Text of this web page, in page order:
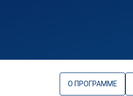
О ПРОГРАММЕ